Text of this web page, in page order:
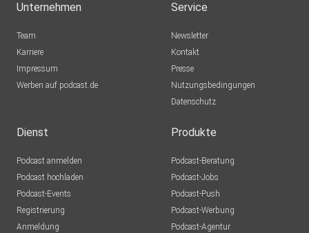
Unternehmen
Team
Karriere
Impressum
Werben auf podcast.de
Service
Newsletter
Kontakt
Presse
Nutzungsbedingungen
Datenschutz
Dienst
Podcast anmelden
Podcast hochladen
Podcast-Events
Registrierung
Anmeldung
Produkte
Podcast-Beratung
Podcast-Jobs
Podcast-Push
Podcast-Werbung
Podcast-Agentur